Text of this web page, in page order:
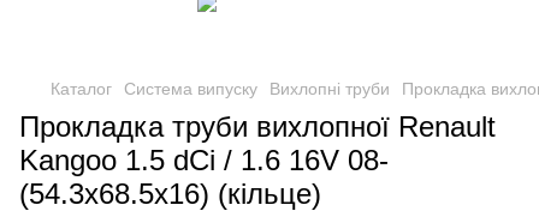
Каталог Система випуску Вихлопні труби Прокладка
Прокладка труби вихлопної Renault
Kangoo 1.5 dCi / 1.6 16V 08-
(54.3x68.5x16) (кільце)